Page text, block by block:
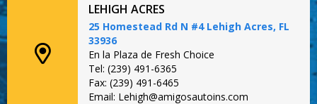
LEHIGH ACRES
25 Homestead Rd N #4 Lehigh Acres, FL
33936
En la Plaza de Fresh Choice
Tel: (239) 491-6365
Fax: (239) 491-6465
Email: Lehigh@amigosautoins.com